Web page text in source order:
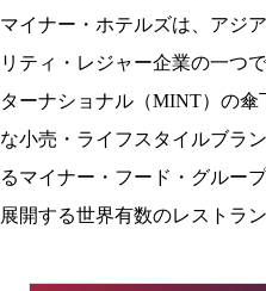
マイナー・ホテルズは、アジ
リティ・レジャー企業の一つ
ターナショナル（MINT）の
な小売・ライフスタイルブラ
るマイナー・フード・グルー
展開する世界有数のレストラ